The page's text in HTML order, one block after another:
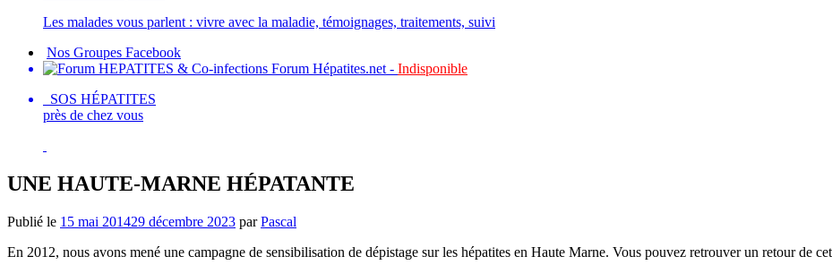
Les malades vous parlent : vivre avec la maladie, témoignages, traitements, suivi
Nos Groupes Facebook
Forum Hépatites.net - Indisponible
SOS HÉPATITES
près de chez vous
UNE HAUTE-MARNE HÉPATANTE
Publié le 15 mai 201429 décembre 2023 parPascal
En 2012, nous avons mené une campagne de sensibilisation de dépistage sur les hépatites en Haute Marne. Vous pouvez retrouver un retour de